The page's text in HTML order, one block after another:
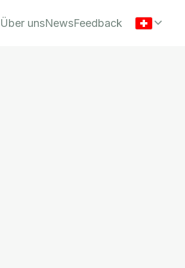
Über unsNewsFeedback